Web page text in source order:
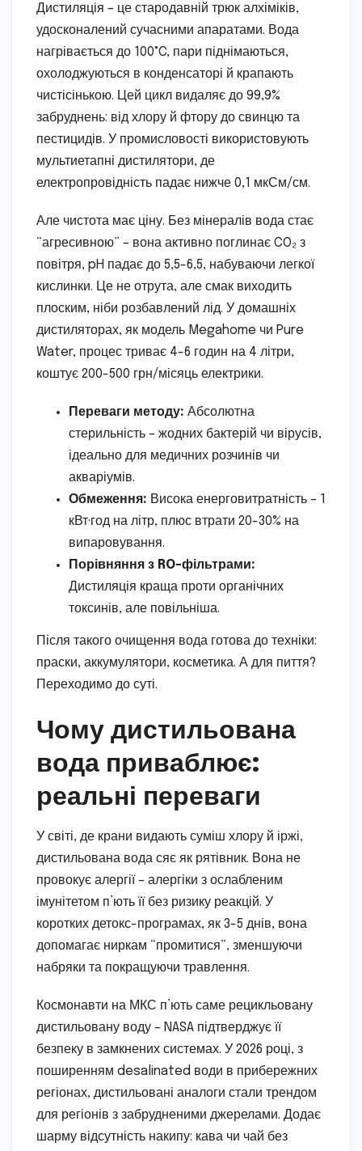
Дистиляція – це стародавній трюк алхіміків,
удосконалений сучасними апаратами. Вода
нагрівається до 100°C, пари піднімаються,
охолоджуються в конденсаторі й крапають
чистісінькою. Цей цикл видаляє до 99,9%
забруднень: від хлору й фтору до свинцю та
пестицидів. У промисловості використовують
мультиетапні дистилятори, де
електропровідність падає нижче 0,1 мкСм/см.
Але чистота має ціну. Без мінералів вода стає
“агресивною” – вона активно поглинає CO₂ з
повітря, pH падає до 5,5-6,5, набуваючи легкої
кислинки. Це не отрута, але смак виходить
плоским, ніби розбавлений лід. У домашніх
дистиляторах, як модель Megahome чи Pure
Water, процес триває 4-6 годин на 4 літри,
коштує 200-500 грн/місяць електрики.
Переваги методу: Абсолютна
стерильність – жодних бактерій чи вірусів,
ідеально для медичних розчинів чи
акваріумів.
Обмеження: Висока енерговитратність – 1
кВт·год на літр, плюс втрати 20-30% на
випаровування.
Порівняння з RO-фільтрами:
Дистиляція краща проти органічних
токсинів, але повільніша.
Після такого очищення вода готова до техніки:
праски, аккумулятори, косметика. А для пиття?
Переходимо до суті.
Чому дистильована
вода приваблює:
реальні переваги
У світі, де крани видають суміш хлору й іржі,
дистильована вода сяє як рятівник. Вона не
провокує алергії – алергіки з ослабленим
імунітетом п’ють її без ризику реакцій. У
коротких детокс-програмах, як 3-5 днів, вона
допомагає ниркам “промитися”, зменшуючи
набряки та покращуючи травлення.
Космонавти на МКС п’ють саме рецикльовану
дистильовану воду – NASA підтверджує її
безпеку в замкнених системах. У 2026 році, з
поширенням desalinated води в прибережних
регіонах, дистильовані аналоги стали трендом
для регіонів з забрудненими джерелами. Додає
шарму відсутність накипу: кава чи чай без